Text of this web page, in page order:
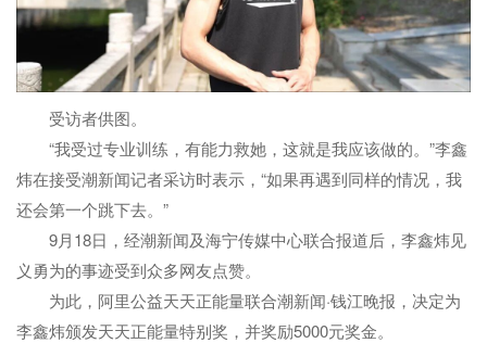
受访者供图。
“我受过专业训练，有能力救她，这就是我应该做的。”李鑫
炜在接受潮新闻记者采访时表示，“如果再遇到同样的情况，我
还会第一个跳下去。”
9月18日，经潮新闻及海宁传媒中心联合报道后，李鑫炜见
义勇为的事迹受到众多网友点赞。
为此，阿里公益天天正能量联合潮新闻·钱江晚报，决定为
李鑫炜颁发天天正能量特别奖，并奖励5000元奖金。